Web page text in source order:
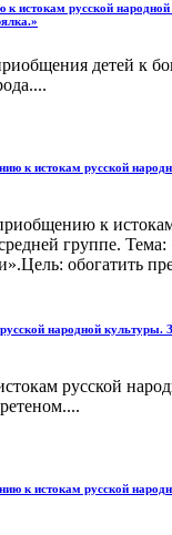
истокам русской
детей к
к истокам русской
к
группе. Тема:
обогатить
народной культуры.
русской
к истокам русской